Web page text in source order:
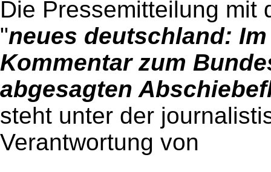
Die Pressemitteilung mit
"neues deutschland:
Kommentar zum
abgesagten
steht unter der
Verantwortung von